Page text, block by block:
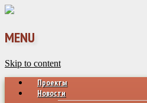
MENU
Skip to content
Проекты
Новости